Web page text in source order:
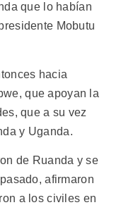
que lo habían
Mobutu
hacia
que apoyan la
que a su vez
y Uganda.
de Ruanda y se
afirmaron
a los civiles en